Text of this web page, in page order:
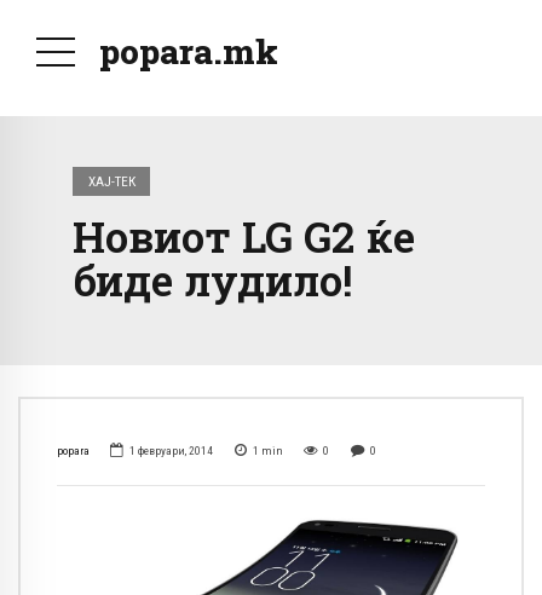
popara.mk
ХАЈ-ТЕК
Новиот LG G2 ќе
биде лудило!
popara 1 февруари, 2014 1 min 0 0